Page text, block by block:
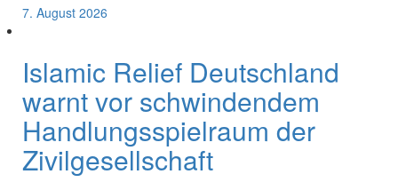
7. August 2026
Islamic Relief Deutschland
warnt vor schwindendem
Handlungsspielraum der
Zivilgesellschaft